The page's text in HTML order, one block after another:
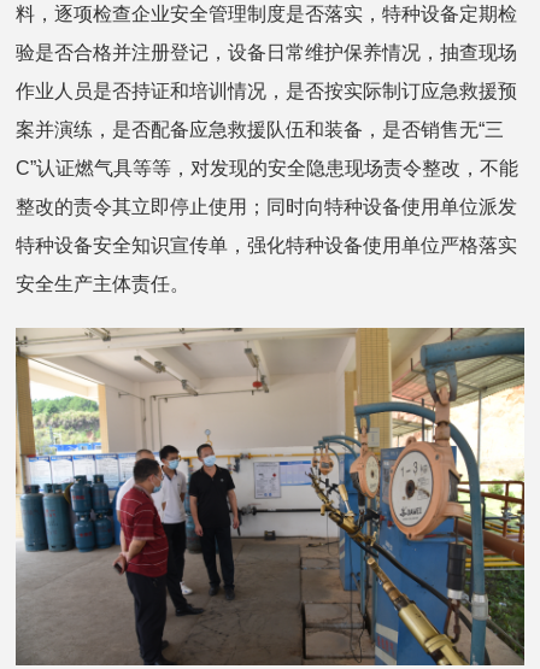
料，逐项检查企业安全管理制度是否落实，特种设备定期检
验是否合格并注册登记，设备日常维护保养情况，抽查现场
作业人员是否持证和培训情况，是否按实际制订应急救援预
案并演练，是否配备应急救援队伍和装备，是否销售无“三
C”认证燃气具等等，对发现的安全隐患现场责令整改，不能
整改的责令其立即停止使用；同时向特种设备使用单位派发
特种设备安全知识宣传单，强化特种设备使用单位严格落实
安全生产主体责任。